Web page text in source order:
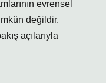
evrensel
değildir.
açılarıyla